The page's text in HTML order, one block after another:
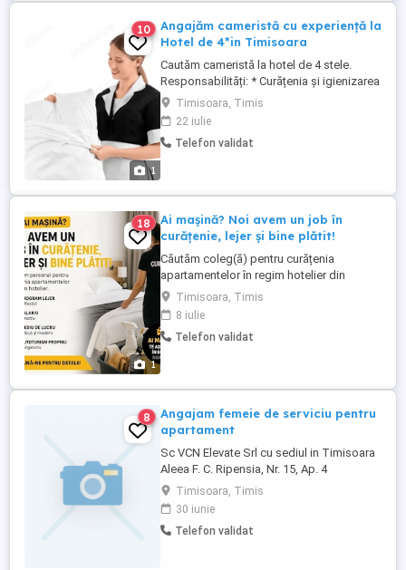
1
10
Angajăm cameristă cu experiență la
Hotel de 4*in Timisoara
Cautăm cameristă la hotel de 4 stele.
Responsabilități: * Curățenia și igienizarea
camerelor, băilor și a spațiilor comune. *
Schimbarea lenjeriei de pat și a
prosoapelor. * Realizarea paturilor. *
Completarea consumabilelor (săpun,
Timisoara, Timis
22 iulie
Telefon validat
1
18
Ai mașină? Noi avem un job în
curățenie, lejer și bine plătit!
Căutăm coleg(ă) pentru curățenia
apartamentelor în regim hotelier din
Timișoara. Program lejer și flexibil Salariu
atractiv Mediu de lucru plăcut Autoturism
propriu obligatoriu Sună-ne pentru detalii!
Timisoara, Timis
8 iulie
Telefon validat
8
Angajam femeie de serviciu pentru
apartament
Sc VCN Elevate Srl cu sediul in Timisoara
Aleea F. C. Ripensia, Nr. 15, Ap. 4
angajeaza cu contract permanent femeie
de serviciu. CV-urile se pot trimite online
sau la sediul firmei din Aleea F. C.
Ripensia, Nr. 15.
Timisoara, Timis
30 iunie
Telefon validat